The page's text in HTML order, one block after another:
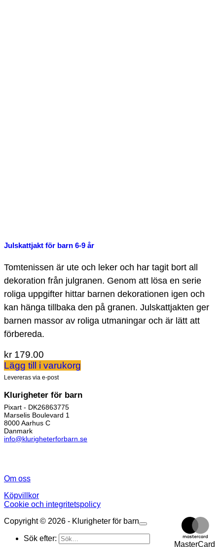
Julskattjakt för barn 6-9 år
Tomtenissen är ute och leker och har tagit bort all
dekoration från julgranen. Genom att lösa en serie
roliga uppgifter hittar barnen dekorationen igen och
kan hänga tillbaka den på granen. Julskattjakten ger
barnen massor av roliga utmaningar och är lätt att
förbereda.
kr 179.00
Lägg till i varukorg
Levereras via e-post
Klurigheter för barn
Pixart - DK26863775
Marselis Boulevard 1
8000 Aarhus C
Danmark
info@klurigheterforbarn.se
Om oss
Köpvillkor
Cookie och integritetspolicy
MasterCard
Copyright © 2026 - Klurigheter för barn
Sök efter: